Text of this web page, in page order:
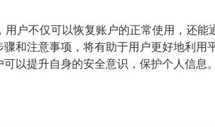
用户不仅可以恢复账户的正常使用，还
和注意事项，将有助于用户更好地利
以提升自身的安全意识，保护个人信息